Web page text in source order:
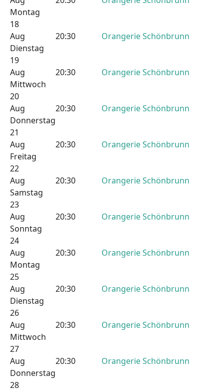
Montag
18
Aug
Dienstag
20:30 Orangerie Schönbrunn
19
Aug
Mittwoch
20:30 Orangerie Schönbrunn
20
Aug
Donnerstag
20:30 Orangerie Schönbrunn
21
Aug
Freitag
20:30 Orangerie Schönbrunn
22
Aug
Samstag
20:30 Orangerie Schönbrunn
23
Aug
Sonntag
20:30 Orangerie Schönbrunn
24
Aug
Montag
20:30 Orangerie Schönbrunn
25
Aug
Dienstag
20:30 Orangerie Schönbrunn
26
Aug
Mittwoch
20:30 Orangerie Schönbrunn
27
Aug
Donnerstag
20:30 Orangerie Schönbrunn
28